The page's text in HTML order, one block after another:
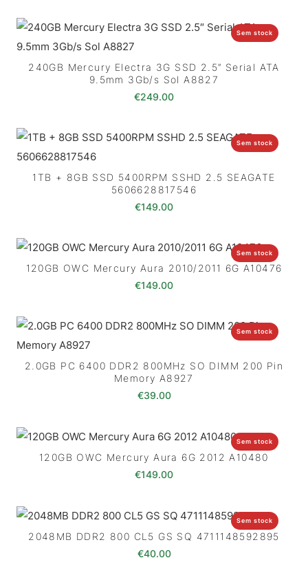
Sem stock
240GB Mercury Electra 3G SSD 2.5″ Serial ATA
9.5mm 3Gb/s Sol A8827
€249.00
Sem stock
1TB + 8GB SSD 5400RPM SSHD 2.5 SEAGATE
5606628817546
€149.00
Sem stock
120GB OWC Mercury Aura 2010/2011 6G A10476
€149.00
Sem stock
2.0GB PC 6400 DDR2 800MHz SO DIMM 200 Pin
Memory A8927
€39.00
Sem stock
120GB OWC Mercury Aura 6G 2012 A10480
€149.00
Sem stock
2048MB DDR2 800 CL5 GS SQ 4711148592895
€40.00